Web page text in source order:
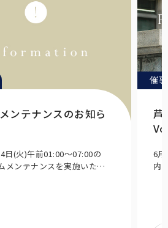
ンテナンスのお知ら
日(火)午前01:00～07:00の
メンテナンスを実施いた…
催
芦
6
内